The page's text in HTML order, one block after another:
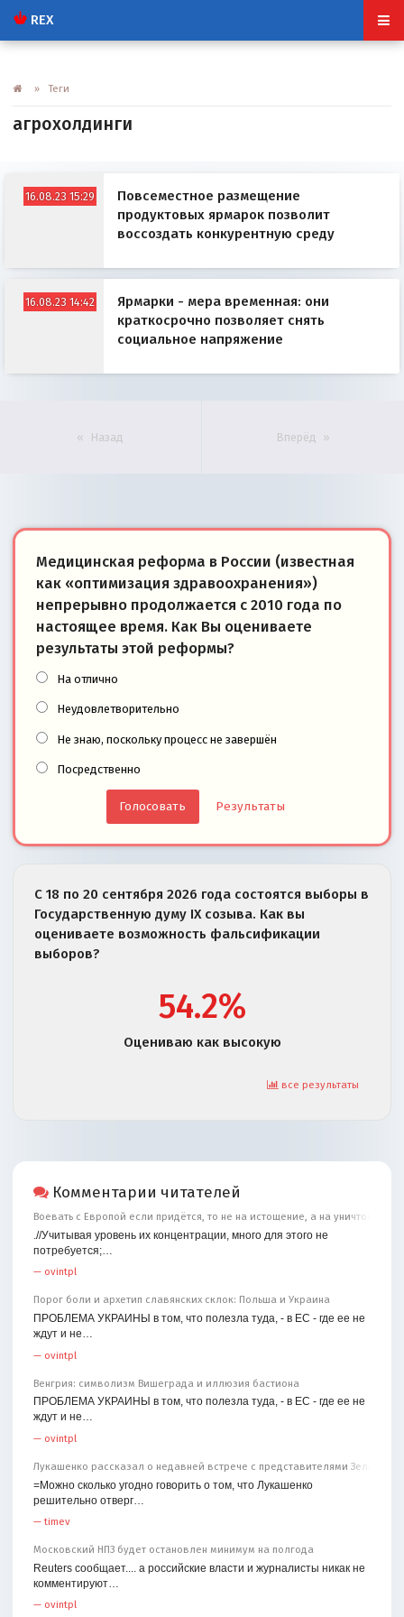
REX
» Теги
агрохолдинги
16.08.23 15:29
Повсеместное размещение
продуктовых ярмарок позволит
воссоздать конкурентную среду
16.08.23 14:42
Ярмарки - мера временная: они
краткосрочно позволяет снять
социальное напряжение
Назад Вперёд
Медицинская реформа в России (известная
как «оптимизация здравоохранения»)
непрерывно продолжается с 2010 года по
настоящее время. Как Вы оцениваете
результаты этой реформы?
На отлично
Неудовлетворительно
Не знаю, поскольку процесс не завершён
Посредственно
Результаты
С 18 по 20 сентября 2026 года состоятся выборы в
Государственную думу IX созыва. Как вы
оцениваете возможность фальсификации
выборов?
54.2%
Оцениваю как высокую
все результаты
Комментарии читателей
Воевать с Европой если придётся, то не на истощение, а на уничтожение
.//Учитывая уровень их концентрации, много для этого не
потребуется;…
— ovintpl
Порог боли и архетип славянских склок: Польша и Украина
ПРОБЛЕМА УКРАИНЫ в том, что полезла туда, - в ЕС - где ее не
ждут и не…
— ovintpl
Венгрия: символизм Вишеграда и иллюзия бастиона
ПРОБЛЕМА УКРАИНЫ в том, что полезла туда, - в ЕС - где ее не
ждут и не…
— ovintpl
Лукашенко рассказал о недавней встрече с представителями
=Можно сколько угодно говорить о том, что Лукашенко
решительно отверг…
—timev
Московский НПЗ будет остановлен минимум на полгода
Reuters сообщает.... а российские власти и журналисты никак не
комментируют…
— ovintpl